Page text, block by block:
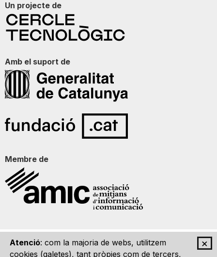
×
Atenció: com la majoria de webs, utilitzem
cookies (galetes), tant pròpies com de tercers,
Un projecte de
Amb el suport de
Membre de
Qui som Contacte Imatge Gràfica Avís legal